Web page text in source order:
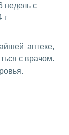
недель с
г
аптеке,
с врачом.